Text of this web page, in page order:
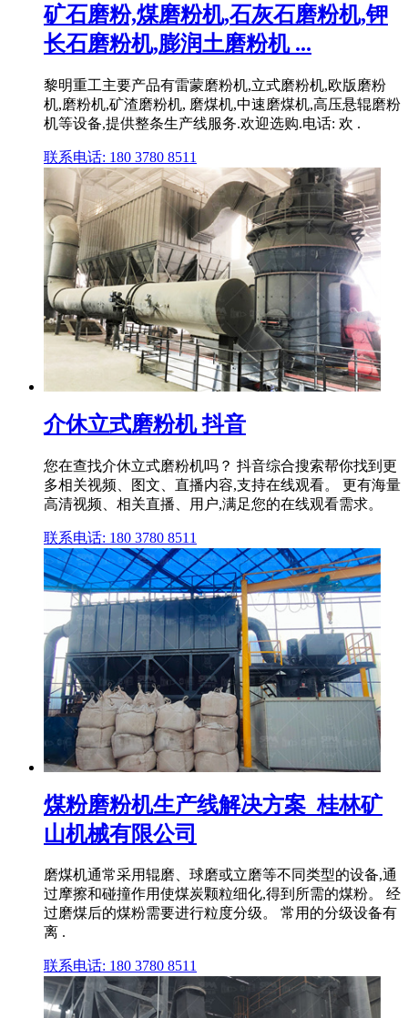
矿石磨粉,煤磨粉机,石灰石磨粉机,钾
长石磨粉机,膨润土磨粉机 ...
黎明重工主要产品有雷蒙磨粉机,立式磨粉机,欧版磨粉
机,磨粉机,矿渣磨粉机, 磨煤机,中速磨煤机,高压悬辊磨粉
机等设备,提供整条生产线服务.欢迎选购.电话: 欢 .
联系电话: 180 3780 8511
介休立式磨粉机 抖音
您在查找介休立式磨粉机吗？ 抖音综合搜索帮你找到更
多相关视频、图文、直播内容,支持在线观看。 更有海量
高清视频、相关直播、用户,满足您的在线观看需求。
联系电话: 180 3780 8511
煤粉磨粉机生产线解决方案_桂林矿
山机械有限公司
磨煤机通常采用辊磨、球磨或立磨等不同类型的设备,通
过摩擦和碰撞作用使煤炭颗粒细化,得到所需的煤粉。 经
过磨煤后的煤粉需要进行粒度分级。 常用的分级设备有
离 .
联系电话: 180 3780 8511